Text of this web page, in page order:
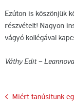
Ezúton is köszönjük
részvételt! Nagyon
vágyó kollégával
Váthy Edit –
Bejegyzés
Miért tanúsitunk